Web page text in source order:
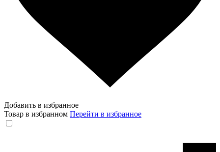
Добавить в избранное
Товар в избранном Перейти в избранное